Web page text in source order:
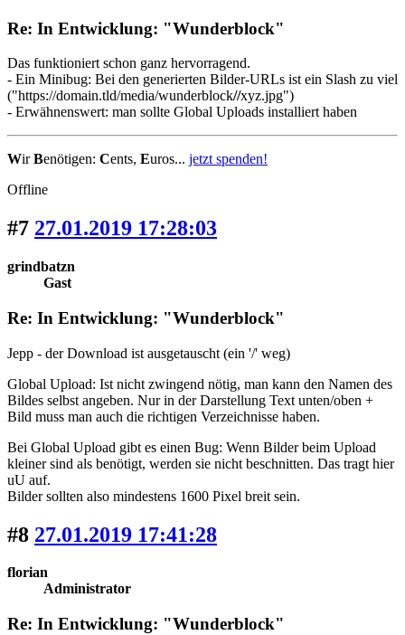
Re: In Entwicklung: "Wunderblock"
Das funktioniert schon ganz hervorragend.
- Ein Minibug: Bei den generierten Bilder-URLs ist ein Slash zu viel
("https://domain.tld/media/wunderblock//xyz.jpg")
- Erwähnenswert: man sollte Global Uploads installiert haben
WirBenötigen: Cents, Euros... jetzt spenden!
Offline
#7 27.01.2019 17:28:03
grindbatzn
Gast
Re: In Entwicklung: "Wunderblock"
Jepp - der Download ist ausgetauscht (ein '/' weg)
Global Upload: Ist nicht zwingend nötig, man kann den Namen des
Bildes selbst angeben. Nur in der Darstellung Text unten/oben +
Bild muss man auch die richtigen Verzeichnisse haben.
Bei Global Upload gibt es einen Bug: Wenn Bilder beim Upload
kleiner sind als benötigt, werden sie nicht beschnitten. Das tragt hier
uU auf.
Bilder sollten also mindestens 1600 Pixel breit sein.
#8 27.01.2019 17:41:28
florian
Administrator
Re: In Entwicklung: "Wunderblock"